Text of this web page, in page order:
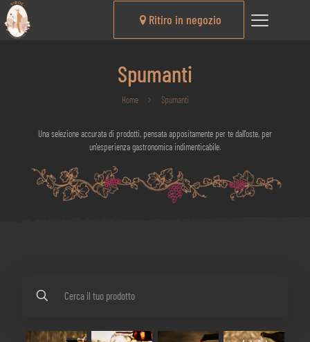
Ritiro in negozio
Spumanti
Home Spumanti
Una selezione accurata di prodotti, pensata appositamente per te dall'oste, per
un'esperienza gastronomica indimenticabile.